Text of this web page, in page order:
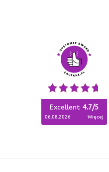
Excellent: 4.7/5
06.08.2026 więcej